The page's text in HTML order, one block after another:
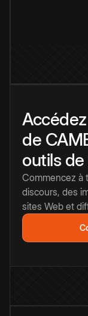
de
outils
Commencez à
discours, des
sites Web et